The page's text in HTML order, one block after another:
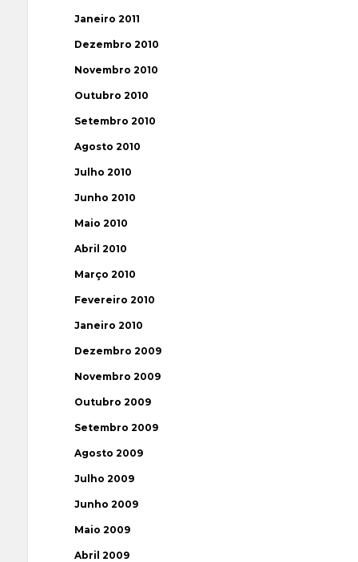
Janeiro 2011
Dezembro 2010
Novembro 2010
Outubro 2010
Setembro 2010
Agosto 2010
Julho 2010
Junho 2010
Maio 2010
Abril 2010
Março 2010
Fevereiro 2010
Janeiro 2010
Dezembro 2009
Novembro 2009
Outubro 2009
Setembro 2009
Agosto 2009
Julho 2009
Junho 2009
Maio 2009
Abril 2009